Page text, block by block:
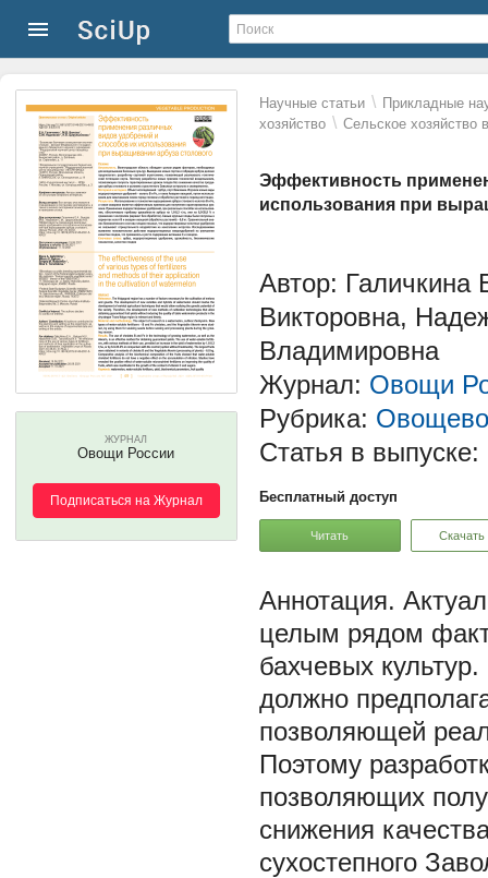
Научные статьи \ Прикладные
хозяйство \ Сельское хозяйство
Эффективность
использования при
ЖУРНАЛ
Овощи России
Подписаться на Журнал
Автор:
Викторовна,
Владимировна
Журнал: Овощи
Рубрика:
Статья в выпуске:
Бесплатный доступ
Читать Скачать
целым рядом
бахчевых
должно
позволяющей
Поэтому
позволяющих
снижения
сухостепного